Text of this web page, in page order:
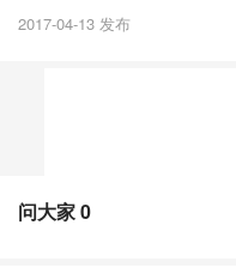
2017-04-13 发布
问大家0